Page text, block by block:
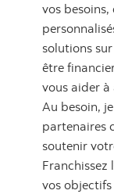
vos
solutions
être
vous aider
Au besoin,
partenaires
soutenir
Franchissez
vos